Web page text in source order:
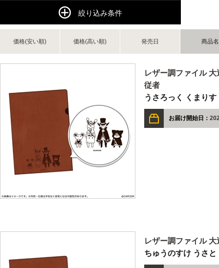
絞り込み条件
価格(安い順) 価格(高い順) 発売日 商品名
レザー調ファイル
従者
うさろっく くまり
お届け開始日：
レザー調ファイル
ちゅうのすけ うさと